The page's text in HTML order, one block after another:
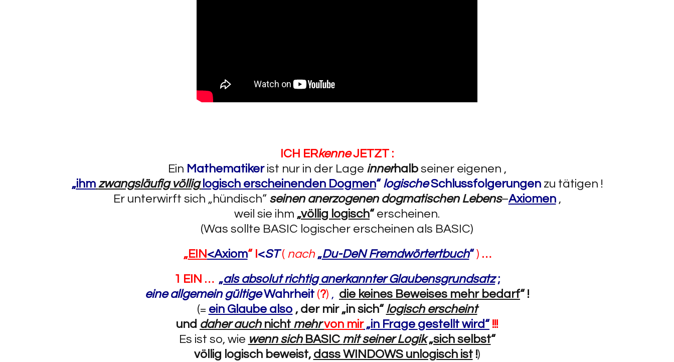
ICH ERkenneJETZT :
Ein Mathematiker ist nur in der Lage innerhalbseiner eigenen ,
„ihm zwangsläufig völlig logisch erscheinenden Dogmen“ logische Schlussfolgerungen zu tätigen !
Er unterwirft sich „hündisch“ seinen anerzogenen dogmatischen Lebens–Axiomen ,
weil sie ihm „völlig logisch“ erscheinen.
(Was sollte BASIC logischer erscheinen als BASIC)
„EIN <Axiom“ <ST ( nach „Du-DeN Fremdwörtertbuch“ ) …
1 EIN … „als absolut richtig anerkannter Glaubensgrundsatz ;
eine allgemein gültigeWahrheit (?) , die keines Beweises mehr bedarf“ !
(= ein Glaube also , der mir „in sich“ logisch erscheint
und daher auchnicht mehrvon mir„in Frage gestellt wird“ !!!
Es ist so, wie wenn sichBASIC mit seiner Logik„sich selbst“
völlig logisch beweist, dass WINDOWS unlogisch ist!)